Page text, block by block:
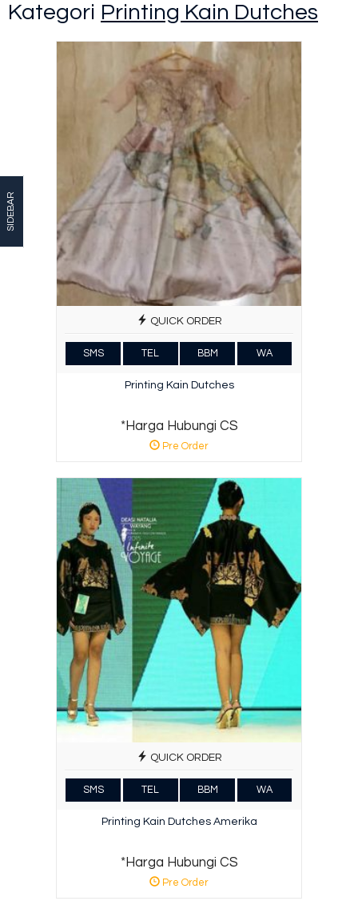
Kategori Printing Kain Dutches
QUICK ORDER
SMS TEL BBM WA
Printing Kain Dutches
*Harga Hubungi CS
Pre Order
QUICK ORDER
SMS TEL BBM WA
Printing Kain Dutches Amerika
*Harga Hubungi CS
Pre Order
SIDEBAR